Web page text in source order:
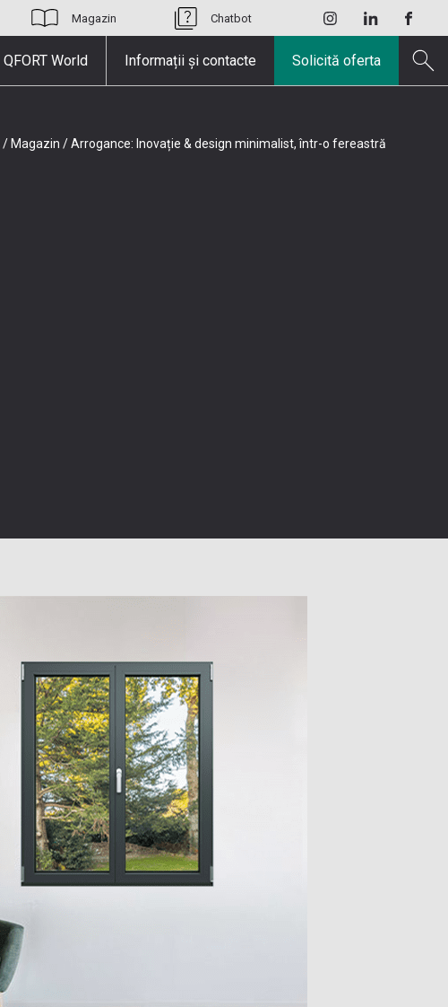
Magazin Chatbot
QFORT World Informații și contacte Solicită oferta
/ Magazin /Arrogance: Inovație & design minimalist, într-o fereastră